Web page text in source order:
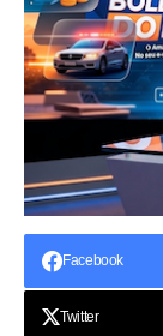
Facebook
Twitter